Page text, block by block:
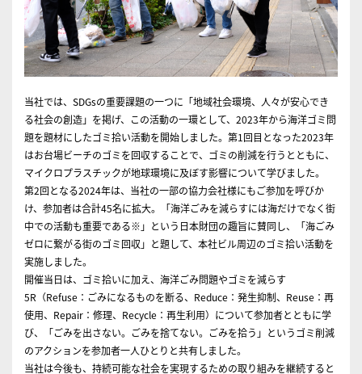
当社では、SDGsの重要課題の一つに「地域社会環境、人々が安心でき
る社会の創造」を掲げ、この活動の一環として、2023年から海洋ゴミ問
題を題材にしたゴミ拾い活動を開始しました。第1回目となった2023年
はお台場ビーチのゴミを回収することで、ゴミの削減を行うとともに、
マイクロプラスチックが地球環境に及ぼす影響について学びました。
第2回となる2024年は、当社の一部の協力会社様にもご参加を呼びか
け、参加者は合計45名に拡大。「海洋ごみを減らすには海だけでなく街
中での活動も重要である※」という日本財団の趣旨に賛同し、「海ごみ
ゼロに繋がる街のゴミ回収」と題して、本社ビル周辺のゴミ拾い活動を
実施しました。
開催当日は、ゴミ拾いに加え、海洋ごみ問題やゴミを減らす
5R（Refuse：ごみになるものを断る、Reduce：発生抑制、Reuse：再
使用、Repair：修理、Recycle：再生利用）について参加者とともに学
び、「ごみを出さない。ごみを捨てない。ごみを拾う」というゴミ削減
のアクションを参加者一人ひとりと共有しました。
当社は今後も、持続可能な社会を実現するための取り組みを継続すると